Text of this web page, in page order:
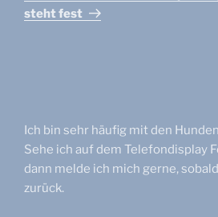
steht fest
Ich bin sehr häufig mit den
Sehe ich auf dem Telefondisplay
dann melde ich mich gerne,
zurück.